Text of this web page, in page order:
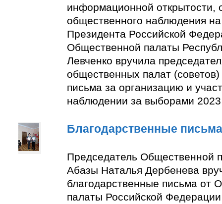
информационной открытости,
общественного наблюдения
Президента Российской
Общественной палаты
Левченко вручила
общественных палат
письма за организацию и
наблюдении за выборами 2023
Благодарственные письма
Председатель Общественной
Абазы Наталья Дербенева
благодарственные письма от
палаты Российской